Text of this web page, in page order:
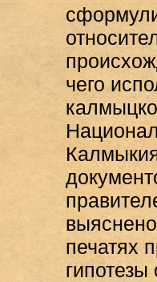
чего
печатях